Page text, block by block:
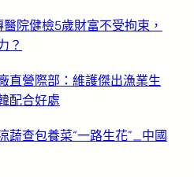
院健檢5歲財富不受拘束，
？
直營際部：維護傑出漁業生
配合好處
蔬查包養菜“一路生花”_中國